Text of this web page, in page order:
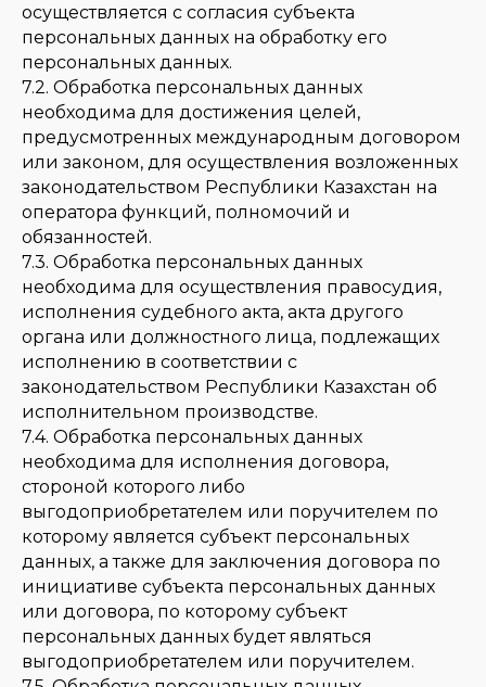
осуществляется с согласия субъекта
персональных данных на обработку его
персональных данных.
7.2. Обработка персональных данных
необходима для достижения целей,
предусмотренных международным договором
или законом, для осуществления возложенных
законодательством Республики Казахстан на
оператора функций, полномочий и
обязанностей.
7.3. Обработка персональных данных
необходима для осуществления правосудия,
исполнения судебного акта, акта другого
органа или должностного лица, подлежащих
исполнению в соответствии с
законодательством Республики Казахстан об
исполнительном производстве.
7.4. Обработка персональных данных
необходима для исполнения договора,
стороной которого либо
выгодоприобретателем или поручителем по
которому является субъект персональных
данных, а также для заключения договора по
инициативе субъекта персональных данных
или договора, по которому субъект
персональных данных будет являться
выгодоприобретателем или поручителем.